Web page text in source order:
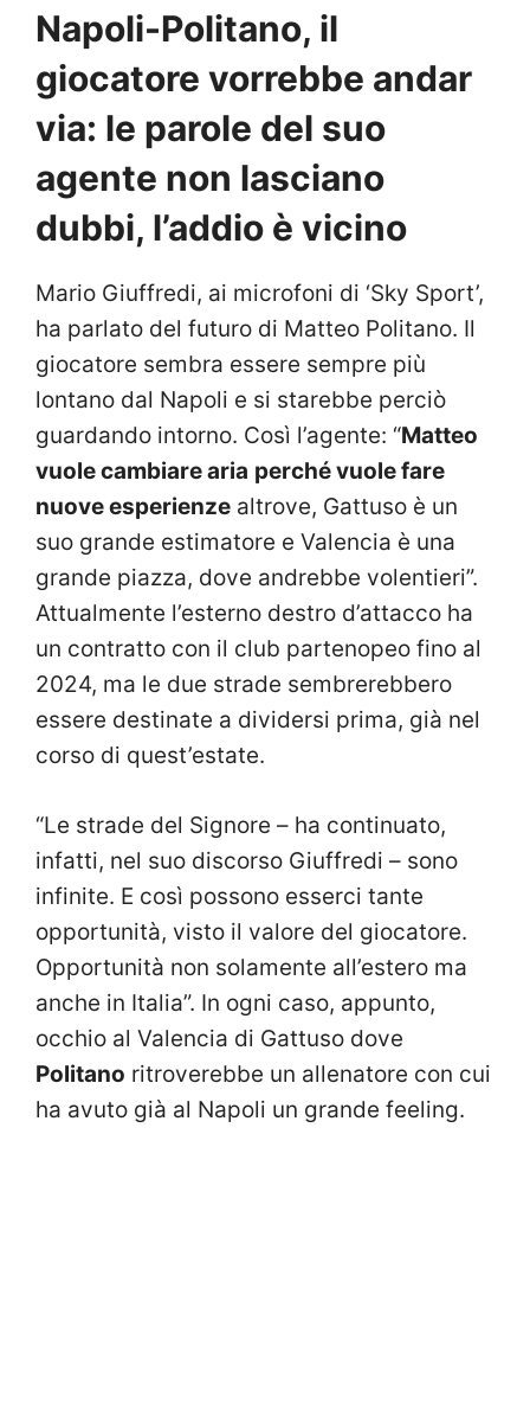
Napoli-Politano, il
giocatore vorrebbe andar
via: le parole del suo
agente non lasciano
dubbi, l’addio è vicino
Mario Giuffredi, ai microfoni di ‘Sky Sport’,
ha parlato del futuro di Matteo Politano. Il
giocatore sembra essere sempre più
lontano dal Napoli e si starebbe perciò
guardando intorno. Così l’agente: “Matteo
vuole cambiare aria perché vuole fare
nuove esperienze altrove, Gattuso è un
suo grande estimatore e Valencia è una
grande piazza, dove andrebbe volentieri”.
Attualmente l’esterno destro d’attacco ha
un contratto con il club partenopeo fino al
2024, ma le due strade sembrerebbero
essere destinate a dividersi prima, già nel
corso di quest’estate.
“Le strade del Signore – ha continuato,
infatti, nel suo discorso Giuffredi – sono
infinite. E così possono esserci tante
opportunità, visto il valore del giocatore.
Opportunità non solamente all’estero ma
anche in Italia”. In ogni caso, appunto,
occhio al Valencia di Gattuso dove
Politano ritroverebbe un allenatore con cui
ha avuto già al Napoli un grande feeling.